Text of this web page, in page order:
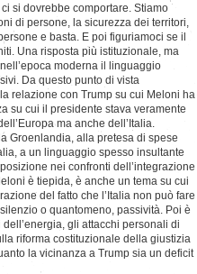
si dovrebbe comportare. Stiamo
di persone, la sicurezza dei territori,
e basta. E poi figuriamoci se il
Una risposta più istituzionale, ma
moderna il linguaggio
Da questo punto di vista
relazione con Trump su cui Meloni ha
su cui il presidente stava veramente
ma anche dell’Italia.
Groenlandia, alla pretesa di spese
a un linguaggio spesso insultante
nei confronti dell’integrazione
è tiepida, è anche un tema su cui
del fatto che l’Italia non può fare
o quantomeno, passività. Poi è
gli attacchi personali di
riforma costituzionale della giustizia
la vicinanza a Trump sia un deficit